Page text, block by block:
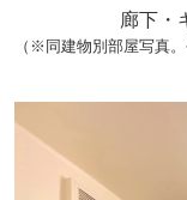
廊下・
（※同建物別部屋写真